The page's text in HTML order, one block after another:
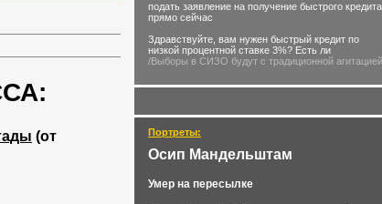
(от
подать заявление на получение быстрого кредита
прямо сейчас
Здравствуйте, вам нужен быстрый кредит по
низкой процентной ставке 3%? Есть ли
/Выборы в СИЗО будут с традиционной агитацией
Портреты:
Осип Мандельштам
Умер на пересылке